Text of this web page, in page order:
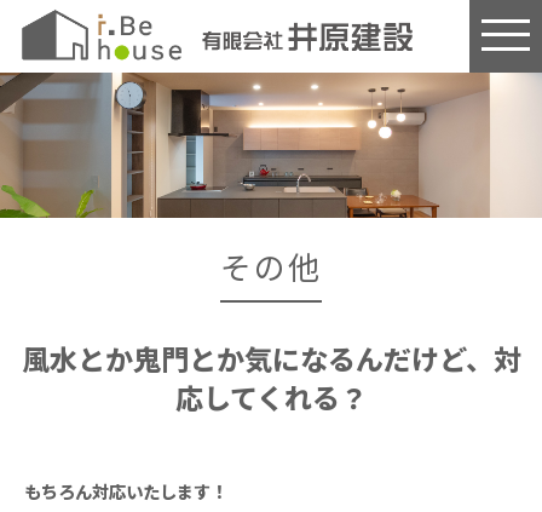
このページの本文へ
その他
風水とか鬼門とか気になるんだけど、対
応してくれる？
もちろん対応いたします！​